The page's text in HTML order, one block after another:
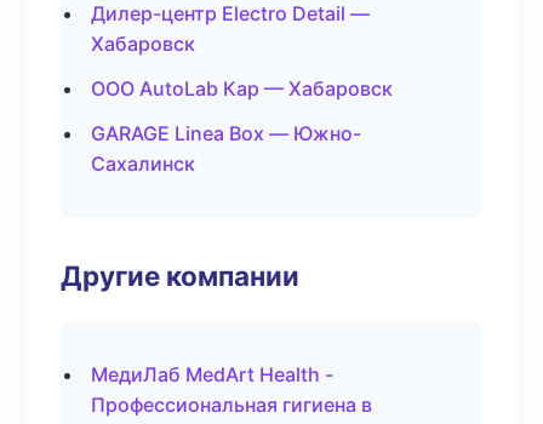
Дилер-центр Electro Detail —
Хабаровск
ООО AutoLab Кар — Хабаровск
GARAGE Linea Box — Южно-
Сахалинск
Другие компании
МедиЛаб MedArt Health -
Профессиональная гигиена в